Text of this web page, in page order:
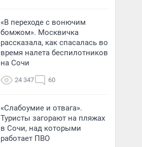
«В переходе с вонючим
бомжом». Москвичка
рассказала, как спасалась во
время налета беспилотников
на Сочи
24 347 60
«Слабоумие и отвага».
Туристы загорают на пляжах
в Сочи, над которыми
работает ПВО